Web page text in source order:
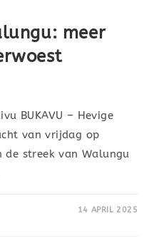
meer
BUKAVU – Hevige
van vrijdag op
streek van Walungu
14 APRIL 2025